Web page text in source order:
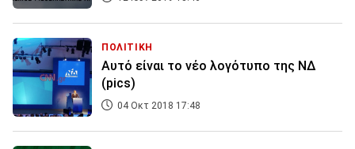
ΠΟΛΙΤΙΚΗ
Αυτό είναι το νέο λογότυπο της ΝΔ
(pics)
04 Οκτ 2018 17:48